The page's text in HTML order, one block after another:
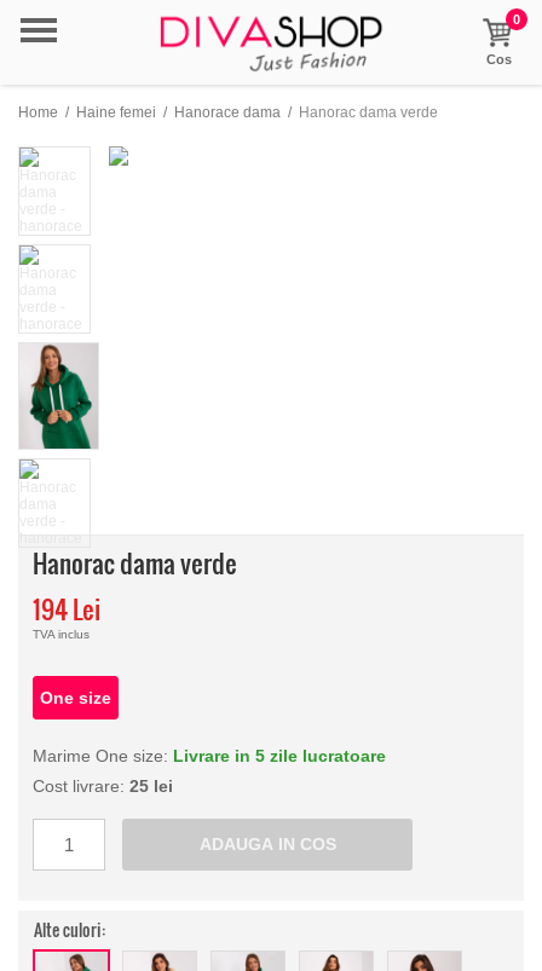
0
Cos
Home / Haine femei / Hanorace dama / Hanorac dama verde
Hanorac dama verde
194 Lei
TVA inclus
One size
Marime One size: Livrare in 5 zile lucratoare
Cost livrare: 25 lei
Alte culori: